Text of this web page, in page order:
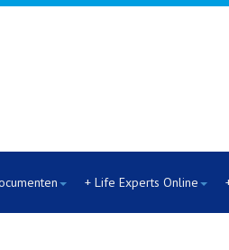
+ Life Experts Online